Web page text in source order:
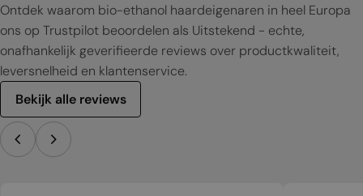
Ontdek waarom bio-ethanol haardeigenaren in heel Europa
ons op Trustpilot beoordelen als Uitstekend - echte,
onafhankelijk geverifieerde reviews over productkwaliteit,
leversnelheid en klantenservice.
Bekijk alle reviews